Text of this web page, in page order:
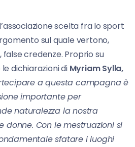
scelta fra lo sport
sul quale vertono,
credenze. Proprio su
dichiarazioni di Myriam Sylla,
a questa campagna è
importante per
naturalezza la nostra
Con le mestruazioni si
sfatare i luoghi